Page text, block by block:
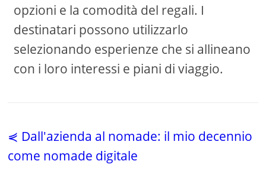
opzioni e la comodità del regali. I
destinatari possono utilizzarlo
selezionando esperienze che si allineano
con i loro interessi e piani di viaggio.
⋞ Dall'azienda al nomade: il mio decennio
come nomade digitale